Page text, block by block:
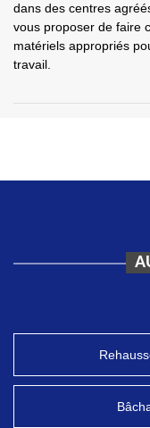
dans des centres
vous proposer de faire
matériels appropriés
travail.